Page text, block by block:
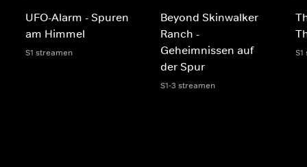
UFO-Alarm - Spuren
am Himmel
S1 streamen
Beyond Skinwalker
Ranch -
Geheimnissen auf
der Spur
S1-3 streamen